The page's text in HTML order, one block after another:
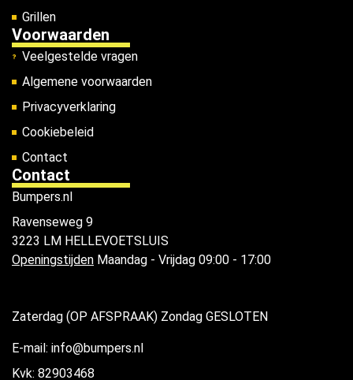
Grillen
Voorwaarden
Veelgestelde vragen
Algemene voorwaarden
Privacyverklaring
Cookiebeleid
Contact
Contact
Bumpers.nl
Ravenseweg 9
3223 LM HELLEVOETSLUIS
Openingstijden Maandag - Vrijdag 09:00 - 17:00
Zaterdag (OP AFSPRAAK) Zondag GESLOTEN
E-mail: info@bumpers.nl
Kvk: 82903468